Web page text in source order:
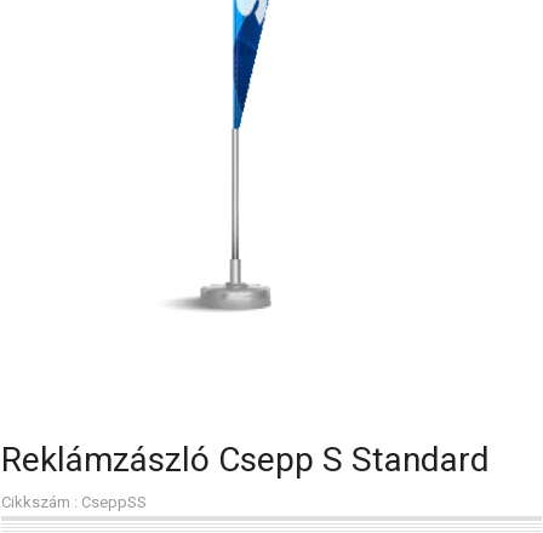
Reklámzászló Csepp S Standard
Cikkszám : CseppSS